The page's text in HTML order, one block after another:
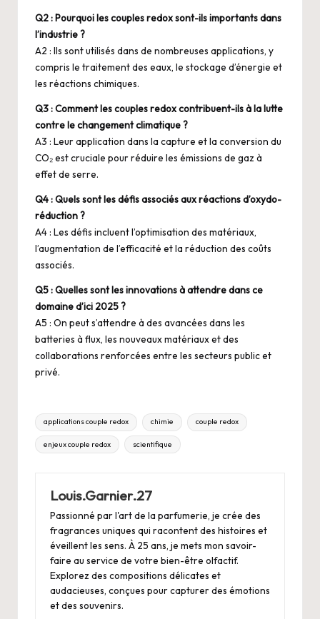
Q2 : Pourquoi les couples redox sont-ils importants dans
l’industrie ?
A2 : Ils sont utilisés dans de nombreuses applications, y
compris le traitement des eaux, le stockage d’énergie et
les réactions chimiques.
Q3 : Comment les couples redox contribuent-ils à la lutte
contre le changement climatique ?
A3 : Leur application dans la capture et la conversion du
CO₂ est cruciale pour réduire les émissions de gaz à
effet de serre.
Q4 : Quels sont les défis associés aux réactions d’oxydo-
réduction ?
A4 : Les défis incluent l’optimisation des matériaux,
l’augmentation de l’efficacité et la réduction des coûts
associés.
Q5 : Quelles sont les innovations à attendre dans ce
domaine d’ici 2025 ?
A5 : On peut s’attendre à des avancées dans les
batteries à flux, les nouveaux matériaux et des
collaborations renforcées entre les secteurs public et
privé.
Tags:
applications couple redox chimie couple redox
enjeux couple redox scientifique
Louis.Garnier.27
Passionné par l'art de la parfumerie, je crée des
fragrances uniques qui racontent des histoires et
éveillent les sens. À 25 ans, je mets mon savoir-
faire au service de votre bien-être olfactif.
Explorez des compositions délicates et
audacieuses, conçues pour capturer des émotions
et des souvenirs.